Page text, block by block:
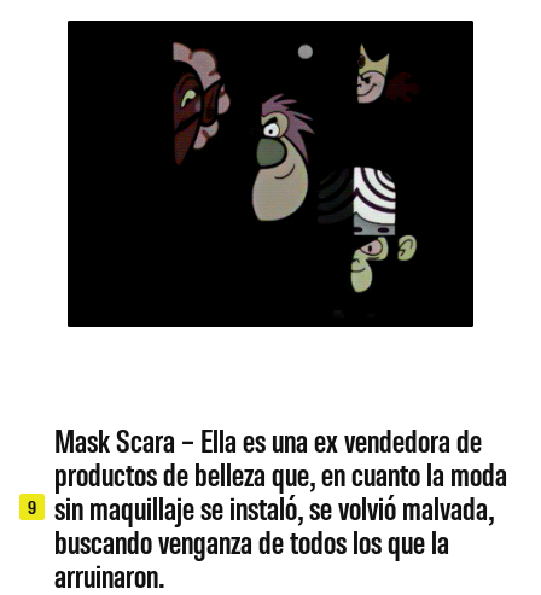
9
Mask Scara – Ella es una ex vendedora de
productos de belleza que, en cuanto la moda
sin maquillaje se instaló, se volvió malvada,
buscando venganza de todos los que la
arruinaron.